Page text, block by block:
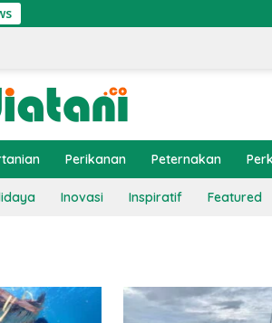
Perikanan Peternakan
Inovasi Inspiratif Featured